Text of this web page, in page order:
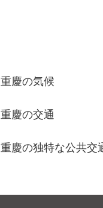
重慶の気候
重慶の交通
重慶の独特な公共交